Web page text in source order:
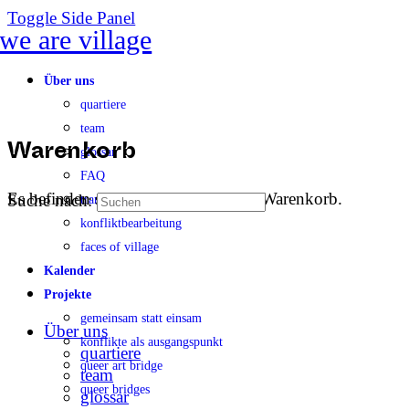
Toggle Side Panel
Über uns
quartiere
team
glossar
FAQ
transparenz
konfliktbearbeitung
faces of village
Kalender
Projekte
gemeinsam statt einsam
konflikte als ausgangspunkt
queer art bridge
queer bridges
Warenkorb
Es befinden sich keine Produkte im Warenkorb.
Suche nach:
Über uns
quartiere
team
glossar